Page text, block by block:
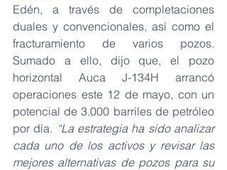
Edén, a través de completaciones
duales y convencionales, así como el
fracturamiento de varios pozos.
Sumado a ello, dijo que, el pozo
horizontal Auca J-134H arrancó
operaciones este 12 de mayo, con un
potencial de 3.000 barriles de petróleo
por día. “La estrategia ha sido analizar
cada uno de los activos y revisar las
mejores alternativas de pozos para su